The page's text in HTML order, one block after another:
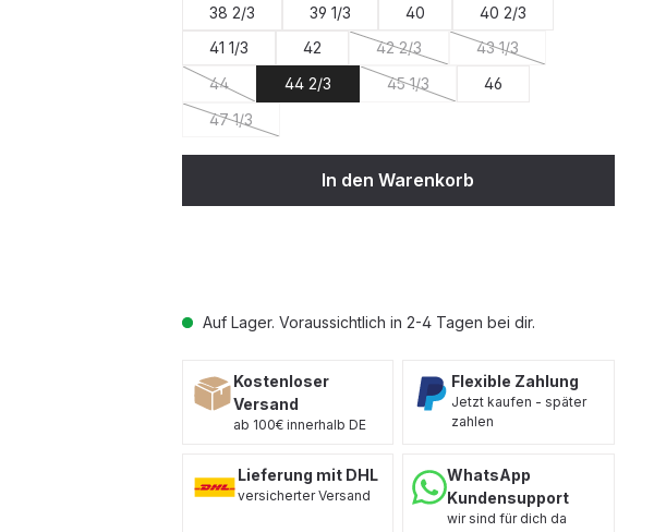
Auf Lager. Voraussichtlich in 2-4 Tagen bei dir.
38 2/3
39 1/3 40
40 2/3
41 1/3
42 42 2/3
(Diese Option ist zurzeit nicht
43 1/3
(Diese Option ist
44
(Diese Option ist zurzeit nicht verfügbar.)
44 2/3 45 1/3
(Diese Option ist zurzeit nicht
46
47 1/3
(Diese Option ist zurzeit nicht verfügbar.)
In den Warenkorb
Kostenloser
Versand
ab 100€ innerhalb DE
Flexible Zahlung
Jetzt kaufen - später
zahlen
Lieferung mit DHL
versicherter Versand
WhatsApp
Kundensupport
wir sind für dich da